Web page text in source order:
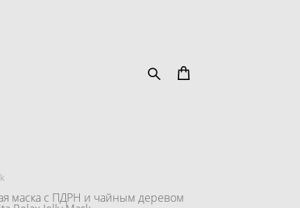
маска с ПДРН и чайным деревом